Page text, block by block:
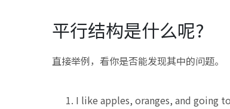
平行结构是什么呢?
直接举例，看你是否能发现其中的问题。
I like apples, oranges, and going